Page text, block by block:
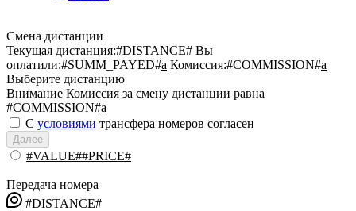
Смена дистанции
Текущая дистанция:#DISTANCE# Вы
оплатили:#SUMM_PAYED#a Комиссия:#COMMISSION#a
Выберите дистанцию
Внимание Комиссия за смену дистанции равна
#COMMISSION#a
С условиями трансфера номеров согласен
Далее
#VALUE##PRICE#
Передача номера
#DISTANCE#